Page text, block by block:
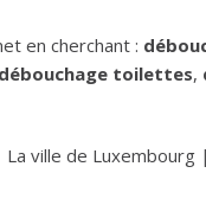
en cherchant :
débouchage toilettes,
La ville de Luxembourg |